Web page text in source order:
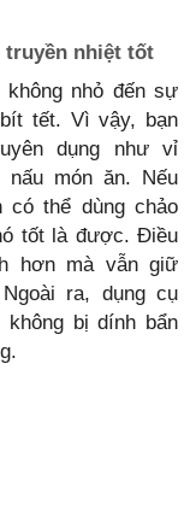
truyền nhiệt tốt
nhỏ đến sự
tết. Vì vậy, bạn
dụng như vỉ
món ăn. Nếu
có thể dùng chảo
tốt là được. Điều
hơn mà vẫn giữ
ra, dụng cụ
bị dính bẩn